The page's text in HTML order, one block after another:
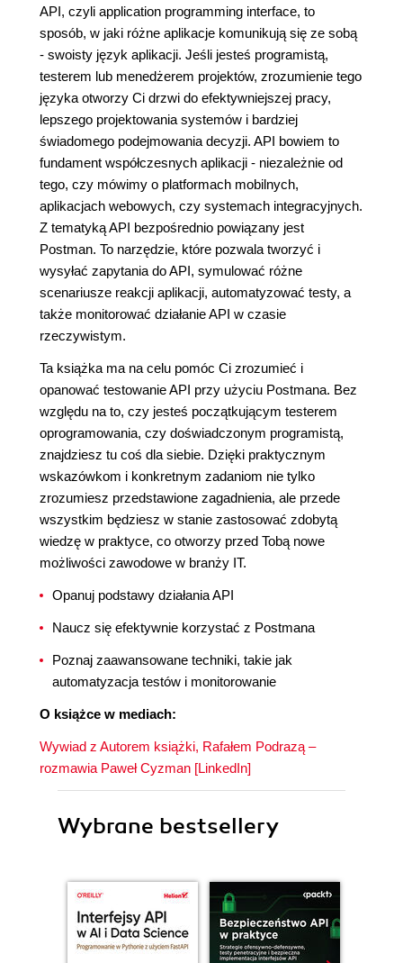
API, czyli application programming interface, to
sposób, w jaki różne aplikacje komunikują się ze sobą
- swoisty język aplikacji. Jeśli jesteś programistą,
testerem lub menedżerem projektów, zrozumienie tego
języka otworzy Ci drzwi do efektywniejszej pracy,
lepszego projektowania systemów i bardziej
świadomego podejmowania decyzji. API bowiem to
fundament współczesnych aplikacji - niezależnie od
tego, czy mówimy o platformach mobilnych,
aplikacjach webowych, czy systemach integracyjnych.
Z tematyką API bezpośrednio powiązany jest
Postman. To narzędzie, które pozwala tworzyć i
wysyłać zapytania do API, symulować różne
scenariusze reakcji aplikacji, automatyzować testy, a
także monitorować działanie API w czasie
rzeczywistym.
Ta książka ma na celu pomóc Ci zrozumieć i
opanować testowanie API przy użyciu Postmana. Bez
względu na to, czy jesteś początkującym testerem
oprogramowania, czy doświadczonym programistą,
znajdziesz tu coś dla siebie. Dzięki praktycznym
wskazówkom i konkretnym zadaniom nie tylko
zrozumiesz przedstawione zagadnienia, ale przede
wszystkim będziesz w stanie zastosować zdobytą
wiedzę w praktyce, co otworzy przed Tobą nowe
możliwości zawodowe w branży IT.
Opanuj podstawy działania API
Naucz się efektywnie korzystać z Postmana
Poznaj zaawansowane techniki, takie jak
automatyzacja testów i monitorowanie
O książce w mediach:
Wywiad z Autorem książki, Rafałem Podrazą –
rozmawia Paweł Cyzman [LinkedIn]
Wybrane bestsellery